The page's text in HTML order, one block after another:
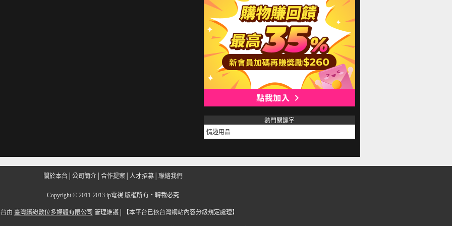
熱門關鍵字
情趣用品
關於本台 公司簡介 合作提案 人才招募 聯絡我們
Copyright © 2011-2013 ip電視 版權所有‧轉載必究
由 臺灣繽紛數位多媒體有限公司 管理維護│ 【本平台已依台灣網站內容分級規定處理】